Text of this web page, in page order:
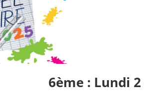
6ème : Lundi